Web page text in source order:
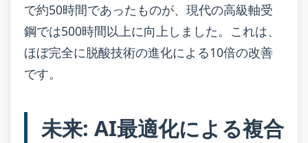
で約50時間であったものが、現代の高級軸受
鋼では500時間以上に向上しました。これは、
ほぼ完全に脱酸技術の進化による10倍の改善
です。
未来: AI最適化による複合